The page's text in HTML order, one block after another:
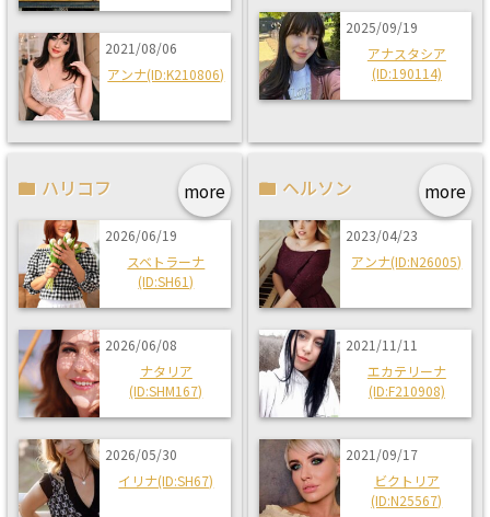
2021/08/06
アンナ(ID:K210806)
2025/09/19
アナスタシア
(ID:190114)
more
ハリコフ
2026/06/19
スベトラーナ
(ID:SH61)
2026/06/08
ナタリア
(ID:SHM167)
2026/05/30
イリナ(ID:SH67)
more
ヘルソン
2023/04/23
アンナ(ID:N26005)
2021/11/11
エカテリーナ
(ID:F210908)
2021/09/17
ビクトリア
(ID:N25567)